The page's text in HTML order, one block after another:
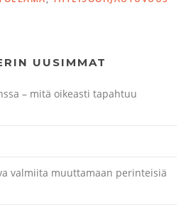
UUSIMMAT
– mitä oikeasti tapahtuu
valmiita muuttamaan perinteisiä